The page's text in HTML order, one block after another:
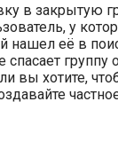
в закрытую
у
нашел её в
спасает группу
вы хотите,